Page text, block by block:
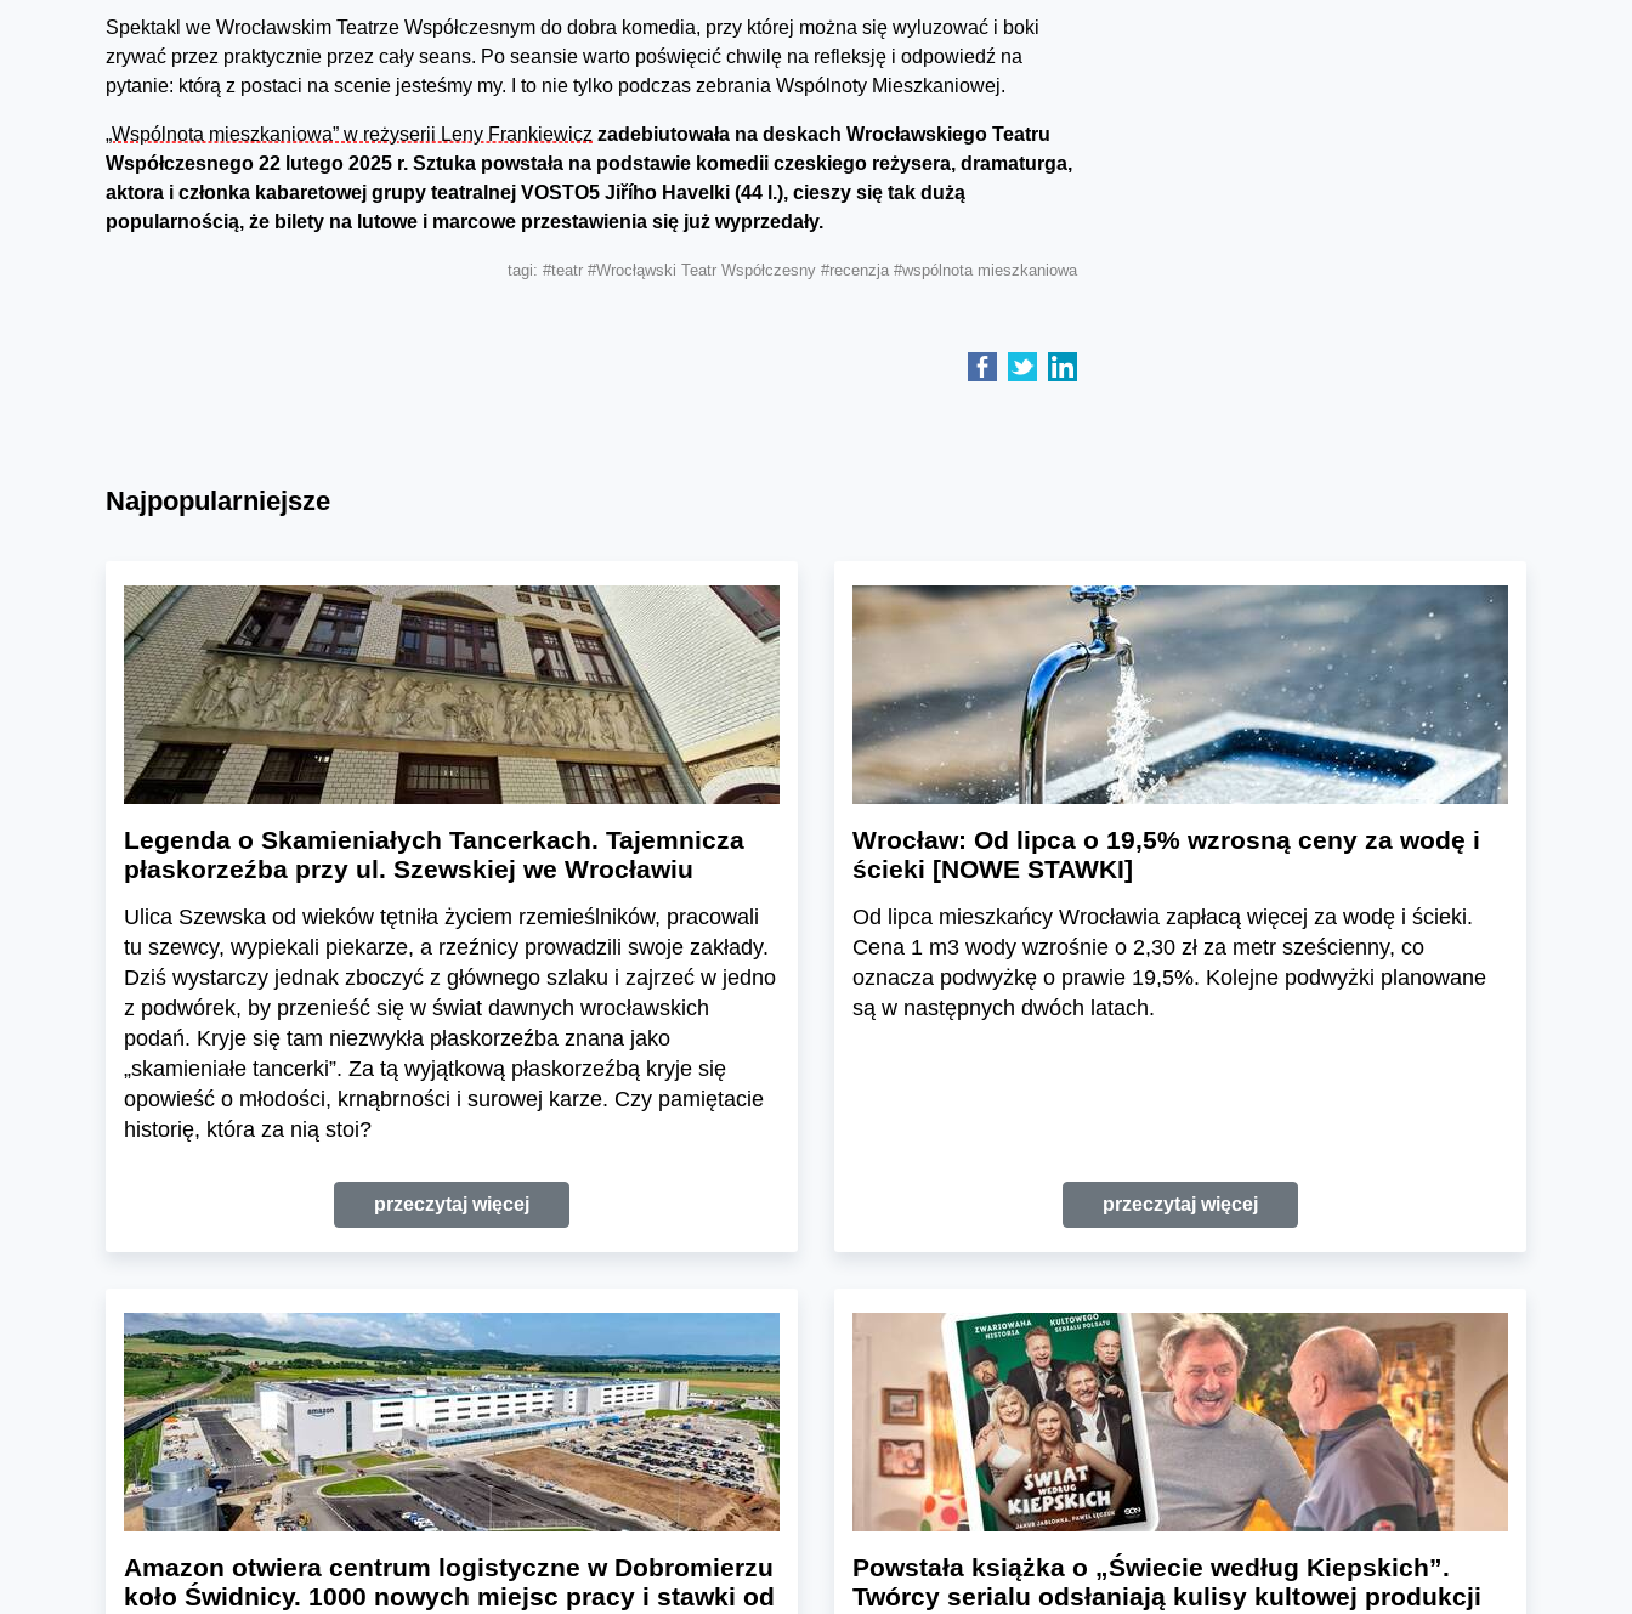
Spektakl we Wrocławskim Teatrze Współczesnym do dobra komedia, przy której można się wyluzować i boki
zrywać przez praktycznie przez cały seans. Po seansie warto poświęcić chwilę na refleksję i odpowiedź na
pytanie: którą z postaci na scenie jesteśmy my. I to nie tylko podczas zebrania Wspólnoty Mieszkaniowej.
„Wspólnota mieszkaniowa” w reżyserii Leny Frankiewicz zadebiutowała na deskach Wrocławskiego Teatru
Współczesnego 22 lutego 2025 r. Sztuka powstała na podstawie komedii czeskiego reżysera, dramaturga,
aktora i członka kabaretowej grupy teatralnej VOSTO5 Jiřího Havelki (44 l.), cieszy się tak dużą
popularnością, że bilety na lutowe i marcowe przestawienia się już wyprzedały.
tagi: #teatr #Wrocłąwski Teatr Współczesny #recenzja #wspólnota mieszkaniowa
Najpopularniejsze
Legenda o Skamieniałych Tancerkach. Tajemnicza
płaskorzeźba przy ul. Szewskiej we Wrocławiu
Ulica Szewska od wieków tętniła życiem rzemieślników, pracowali
tu szewcy, wypiekali piekarze, a rzeźnicy prowadzili swoje zakłady.
Dziś wystarczy jednak zboczyć z głównego szlaku i zajrzeć w jedno
z podwórek, by przenieść się w świat dawnych wrocławskich
podań. Kryje się tam niezwykła płaskorzeźba znana jako
„skamieniałe tancerki”. Za tą wyjątkową płaskorzeźbą kryje się
opowieść o młodości, krnąbrności i surowej karze. Czy pamiętacie
historię, która za nią stoi?
przeczytaj więcej
Wrocław: Od lipca o 19,5% wzrosną ceny za wodę i
ścieki [NOWE STAWKI]
Od lipca mieszkańcy Wrocławia zapłacą więcej za wodę i ścieki.
Cena 1 m3 wody wzrośnie o 2,30 zł za metr sześcienny, co
oznacza podwyżkę o prawie 19,5%. Kolejne podwyżki planowane
są w następnych dwóch latach.
przeczytaj więcej
Amazon otwiera centrum logistyczne w Dobromierzu
koło Świdnicy. 1000 nowych miejsc pracy i stawki od
Powstała książka o „Świecie według Kiepskich”.
Twórcy serialu odsłaniają kulisy kultowej produkcji